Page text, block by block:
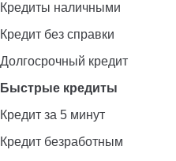
Кредиты наличными
Кредит без справки
Долгосрочный кредит
Быстрые кредиты
Кредит за 5 минут
Кредит безработным